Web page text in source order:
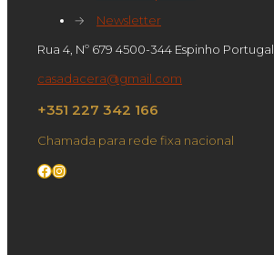
→
Newsletter
Rua 4, Nº 679 4500-344 Espinho Portugal
casadacera@gmail.com
+351 227 342 166
Chamada para rede fixa nacional
Facebook
Instagram